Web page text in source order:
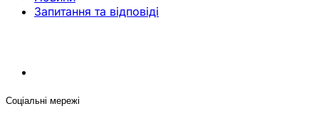
Запитання та відповіді
Соціальні мережі